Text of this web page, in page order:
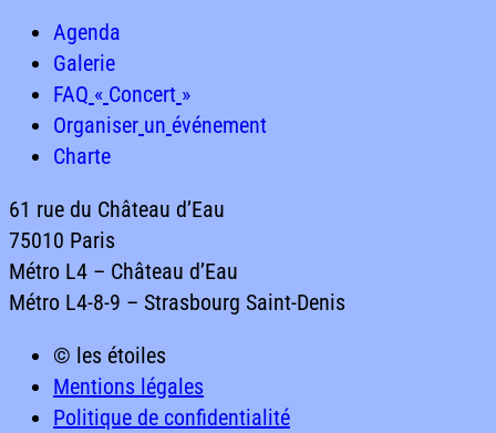
Agenda
Agenda
GalerieGalerie
Galerie
FAQ « Concert »FAQ « Concert »
FAQ « Concert »
Organiser un événementOrganiser un événement
Organiser un événement
CharteCharte
61 rue du Château d’Eau
75010 Paris
Métro L4 – Château d’Eau
Métro L4-8-9 – Strasbourg Saint-Denis
© les étoiles
Mentions légales
Politique de confidentialité